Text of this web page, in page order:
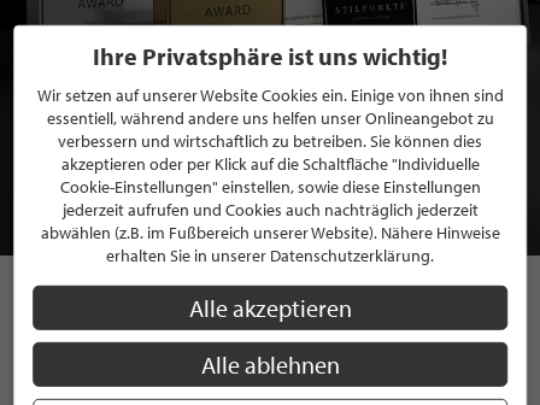
BEWERBEN SIE SICH FÜR EINE GRATIS
MITGLIEDSCHAFT BEI STILPUNKTE®
JETZT GRATIS BEWERBEN
STILPUNKTE AUF
INSTAGRAM
Ihre Privatsphäre ist uns wichtig!
Wir setzen auf unserer Website Cookies ein. Einige von ihnen sind
essentiell, während andere uns helfen unser Onlineangebot zu
verbessern und wirtschaftlich zu betreiben. Sie können dies
akzeptieren oder per Klick auf die Schaltfläche "Individuelle
Cookie-Einstellungen" einstellen, sowie diese Einstellungen
jederzeit aufrufen und Cookies auch nachträglich jederzeit
abwählen (z.B. im Fußbereich unserer Website). Nähere Hinweise
erhalten Sie in unserer Datenschutzerklärung.
Alle akzeptieren
Alle ablehnen